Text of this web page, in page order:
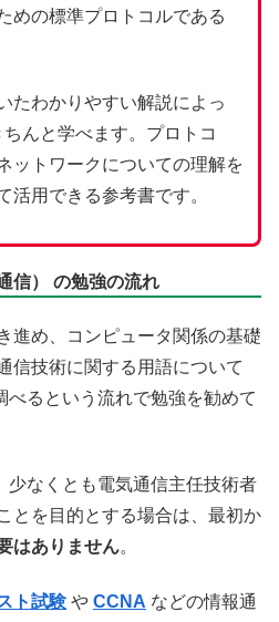
めの標準プロトコルである
たわかりやすい解説によっ
んと学べます。プロトコ
ットワークについての理解を
活用できる参考書です。
信） の勉強の流れ
進め、コンピュータ関係の基礎
信技術に関する用語について
べるという流れで勉強を勧めて
少なくとも電気通信主任技術者
とを目的とする場合は、最初か
はありません。
ト試験 や CCNA などの情報通